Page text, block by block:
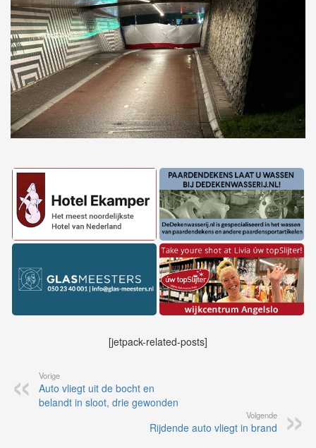
[jetpack-related-posts]
Vorige
Auto vliegt uit de bocht en
belandt in sloot, drie gewonden
Volgende
Rijdende auto vliegt in brand